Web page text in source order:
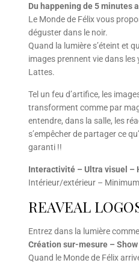
Du happening de 5 minutes
Le Monde de Félix vous
déguster dans le noir.
Quand la lumière s’éteint et
images prennent vie dans
Lattes.
Tel un feu d’artifice, les
transforment comme par
entendre, dans la salle, les
s’empêcher de partager ce
garanti !!
Interactivité – Ultra visuel –
Intérieur/extérieur –
REAVEAL
Entrez dans la lumière
Création sur-mesure –
Quand le Monde de Félix